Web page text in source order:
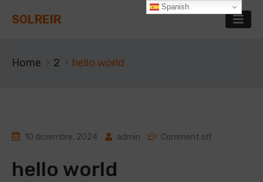
SOLREIR
Home 2 hello world
10 diciembre, 2024 admin Comment off
hello world
Spanish